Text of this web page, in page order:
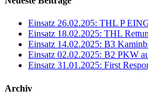
Einsatz 26.02.205: THL P
Einsatz 18.02.2025: THL
Einsatz 14.02.2025: B3
Einsatz 02.02.2025: B2 PKW
Einsatz 31.01.2025: First
Archiv